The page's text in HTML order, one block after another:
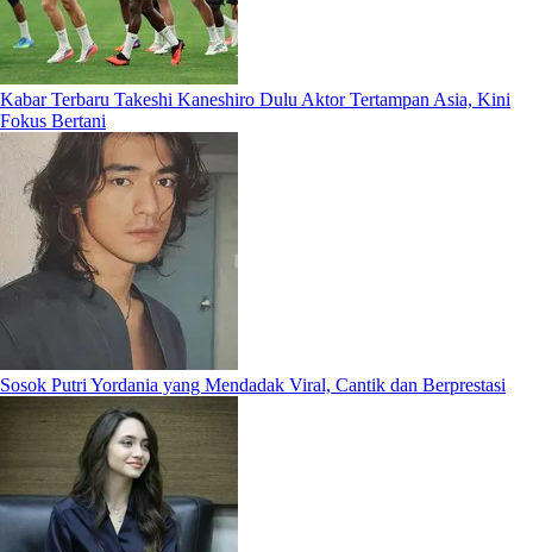
Kabar Terbaru Takeshi Kaneshiro Dulu Aktor Tertampan Asia, Kini
Fokus Bertani
Sosok Putri Yordania yang Mendadak Viral, Cantik dan Berprestasi